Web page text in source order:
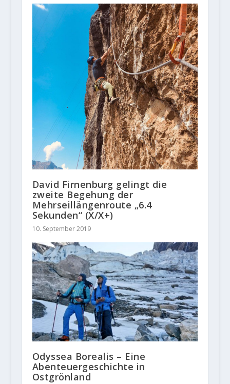
David Firnenburg gelingt die
zweite Begehung der
Mehrseillängenroute „6.4
Sekunden“ (X/X+)
10. September 2019
Odyssea Borealis – Eine
Abenteuergeschichte in
Ostgrönland